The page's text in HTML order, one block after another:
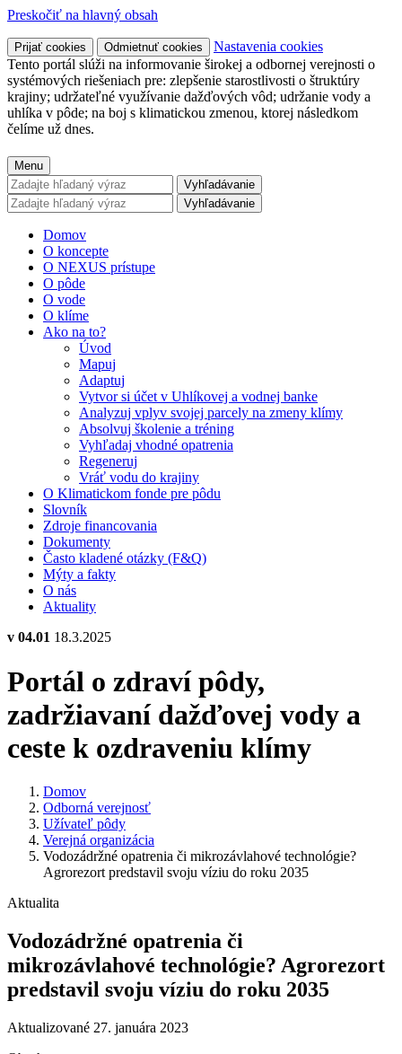
Preskočiť na hlavný obsah
Prijať cookies Odmietnuť cookies
Nastavenia cookies
Tento portál slúži na informovanie širokej a odbornej verejnosti o
systémových riešeniach pre: zlepšenie starostlivosti o štruktúry
krajiny; udržateľné využívanie dažďových vôd; udržanie vody a
uhlíka v pôde; na boj s klimatickou zmenou, ktorej následkom
čelíme už dnes.
Menu
Vyhľadávanie
Vyhľadávanie
Domov
O koncepte
O NEXUS prístupe
O pôde
O vode
O klíme
Ako na to?
Úvod
Mapuj
Adaptuj
Vytvor si účet v Uhlíkovej a vodnej banke
Analyzuj vplyv svojej parcely na zmeny klímy
Absolvuj školenie a tréning
Vyhľadaj vhodné opatrenia
Regeneruj
Vráť vodu do krajiny
O Klimatickom fonde pre pôdu
Slovník
Zdroje financovania
Dokumenty
Často kladené otázky (F&Q)
Mýty a fakty
O nás
Aktuality
v 04.01 18.3.2025
Portál o zdraví pôdy,
zadržiavaní dažďovej vody a
ceste k ozdraveniu klímy
Domov
Odborná verejnosť
Užívateľ pôdy
Verejná organizácia
Vodozádržné opatrenia či mikrozávlahové technológie?
Agrorezort predstavil svoju víziu do roku 2035
Aktualita
Vodozádržné opatrenia či
mikrozávlahové technológie? Agrorezort
predstavil svoju víziu do roku 2035
Aktualizované 27. januára 2023